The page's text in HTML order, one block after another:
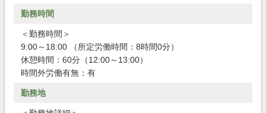
勤務時間
＜勤務時間＞
9:00～18:00 （所定労働時間：8時間0分）
休憩時間：60分（12:00～13:00）
時間外労働有無：有
勤務地